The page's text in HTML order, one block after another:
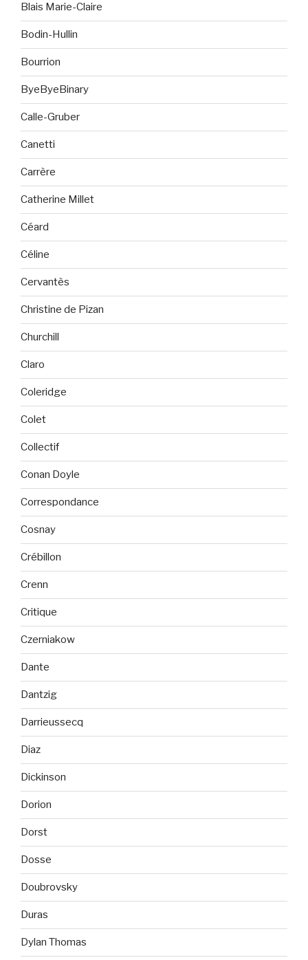
Blais Marie-Claire
Bodin-Hullin
Bourrion
ByeByeBinary
Calle-Gruber
Canetti
Carrère
Catherine Millet
Céard
Céline
Cervantès
Christine de Pizan
Churchill
Claro
Coleridge
Colet
Collectif
Conan Doyle
Correspondance
Cosnay
Crébillon
Crenn
Critique
Czerniakow
Dante
Dantzig
Darrieussecq
Diaz
Dickinson
Dorion
Dorst
Dosse
Doubrovsky
Duras
Dylan Thomas